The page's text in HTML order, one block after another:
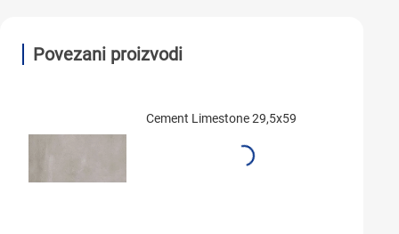
Povezani proizvodi
Cement Limestone 29,5x59